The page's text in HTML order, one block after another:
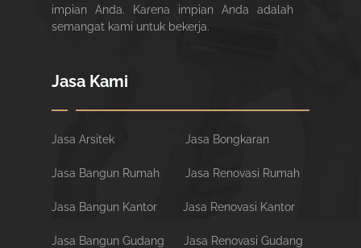
impian Anda. Karena impian Anda adalah
semangat kami untuk bekerja.
Jasa Kami
Jasa Arsitek Jasa Bongkaran
Jasa Bangun Rumah Jasa Renovasi Rumah
Jasa Bangun Kantor Jasa Renovasi Kantor
Jasa Bangun Gudang Jasa Renovasi Gudang